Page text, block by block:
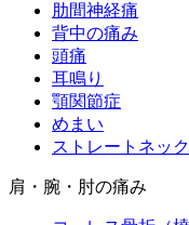
肋間神経痛
背中の痛み
頭痛
耳鳴り
顎関節症
めまい
ストレートネック
肩・腕・肘の痛み